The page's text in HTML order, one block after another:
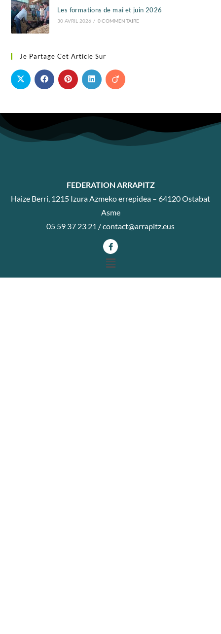
Les formations de mai et juin 2026
30 AVRIL 2026 / 0 COMMENTAIRE
Je Partage Cet Article Sur
FEDERATION ARRAPITZ
Haize Berri, 1215 Izura Azmeko errepidea – 64120 Ostabat
Asme
05 59 37 23 21 /contact@arrapitz.eus